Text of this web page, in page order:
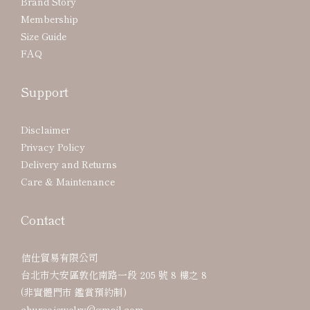
Membership
Size Guide
FAQ
Support
Disclaimer
Privacy Policy
Delivery and Returns
Care & Maintenance
Contact
佶仕貿易有限公司
台北市大安區敦化南路一段 205 號 8 樓之 8
(非實體門市 鑑賞預約制)